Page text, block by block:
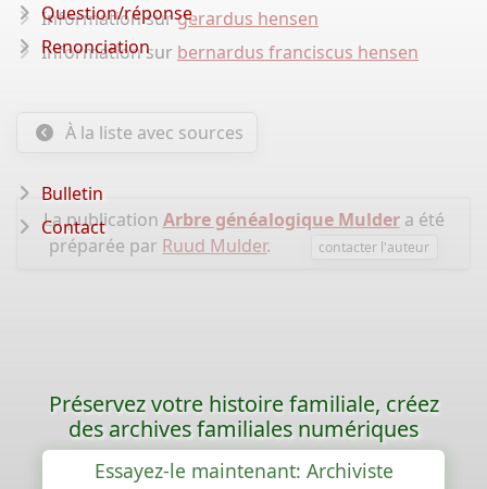
Information surgerardus hensen
Information sur bernardus franciscus hensen
À la liste avec sources
La publication Arbre généalogique Muldera été
préparée par Ruud Mulder. contacter l'auteur
Question/réponse
Renonciation
Bulletin
Contact
Préservez votre histoire familiale, créez
des archives familiales numériques
Essayez-le maintenant: Archiviste